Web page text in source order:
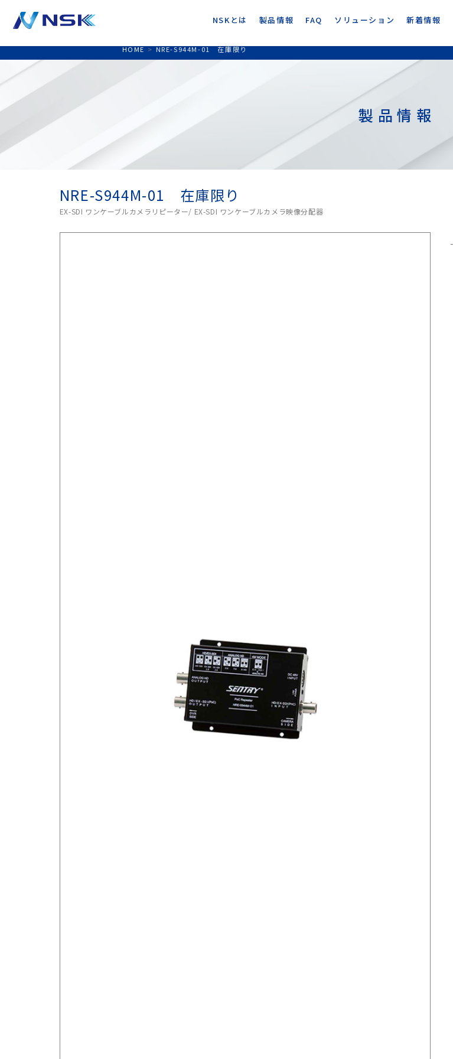
NSKとは 製品情報 FAQ ソリューション 新着情報
HOME > NRE-S944M-01 在庫限り
製品情報
NRE-S944M-01 在庫限り
EX-SDI ワンケーブルカメラリピーター/ EX-SDI ワンケーブルカメラ映像分配器